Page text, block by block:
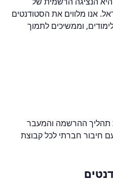
אנו מלווים את הסטודנטים
וממשיכים לתמוך
תהליך ההרשמה והמעבר
חיבור חברתי לכל קבוצת